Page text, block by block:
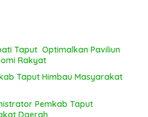
Taput Optimalkan Paviliun
Rakyat
Taput Himbau Masyarakat
Pemkab Taput